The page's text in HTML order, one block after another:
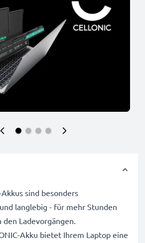
Akkus sind besonders
langlebig - für mehr Stunden
den Ladevorgängen.
Akku bietet Ihrem Laptop eine